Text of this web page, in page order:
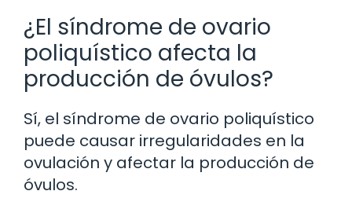
¿El síndrome de ovario
poliquístico afecta la
producción de óvulos?
Sí, el síndrome de ovario poliquístico
puede causar irregularidades en la
ovulación y afectar la producción de
óvulos.